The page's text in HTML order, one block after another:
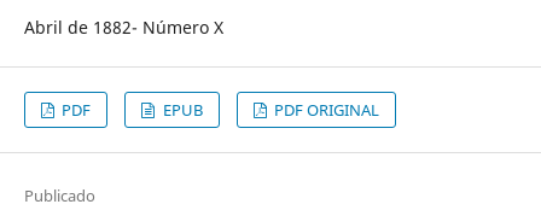
Abril de 1882- Número X
PDF EPUB PDF ORIGINAL
Publicado